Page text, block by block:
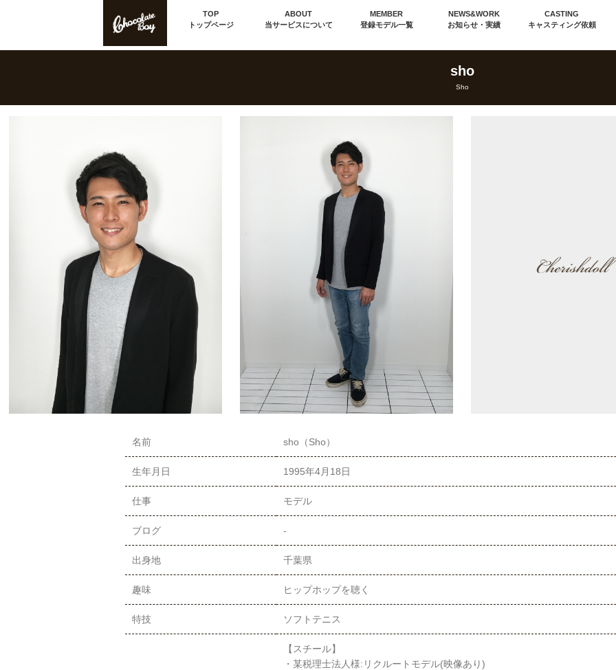
TOP
トップページ
ABOUT
当サービスについて
MEMBER
登録モデル一覧
NEWS&WORK
お知らせ・実績
CASTING
キャスティング依頼
sho
Sho
名前 sho（Sho）
生年月日 1995年4月18日
仕事 モデル
ブログ -
出身地 千葉県
趣味 ヒップホップを聴く
特技 ソフトテニス
【スチール】
・某税理士法人様:リクルートモデル(映像あり)